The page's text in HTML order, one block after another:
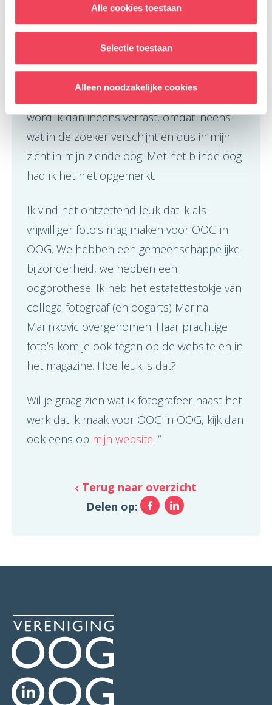
Alle cookies toestaan
Selectie toestaan
Alleen noodzakelijke cookies
bewust dat ik heel goed moet kijken. Soms
word ik dan ineens verrast, omdat ineens
wat in de zoeker verschijnt en dus in mijn
zicht in mijn ziende oog. Met het blinde oog
had ik het niet opgemerkt.
Ik vind het ontzettend leuk dat ik als
vrijwilliger foto’s mag maken voor OOG in
OOG. We hebben een gemeenschappelijke
bijzonderheid, we hebben een
oogprothese. Ik heb het estafettestokje van
collega-fotograaf (en oogarts) Marina
Marinkovic overgenomen. Haar prachtige
foto’s kom je ook tegen op de website en in
het magazine. Hoe leuk is dat?
Wil je graag zien wat ik fotografeer naast het
werk dat ik maak voor OOG in OOG, kijk dan
ook eens op mijn website. “
Terug naar overzicht
Delen op:
Facebook
LinkedIn